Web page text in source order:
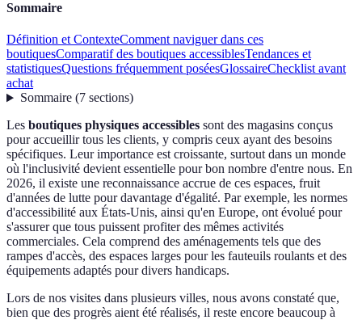
Sommaire
Définition et ContexteComment naviguer dans ces
boutiquesComparatif des boutiques accessiblesTendances et
statistiquesQuestions fréquemment poséesGlossaireChecklist avant
achat
Sommaire(7 sections)
Les boutiques physiques accessibles sont des magasins conçus
pour accueillir tous les clients, y compris ceux ayant des besoins
spécifiques. Leur importance est croissante, surtout dans un monde
où l'inclusivité devient essentielle pour bon nombre d'entre nous. En
2026, il existe une reconnaissance accrue de ces espaces, fruit
d'années de lutte pour davantage d'égalité. Par exemple, les normes
d'accessibilité aux États-Unis, ainsi qu'en Europe, ont évolué pour
s'assurer que tous puissent profiter des mêmes activités
commerciales. Cela comprend des aménagements tels que des
rampes d'accès, des espaces larges pour les fauteuils roulants et des
équipements adaptés pour divers handicaps.
Lors de nos visites dans plusieurs villes, nous avons constaté que,
bien que des progrès aient été réalisés, il reste encore beaucoup à